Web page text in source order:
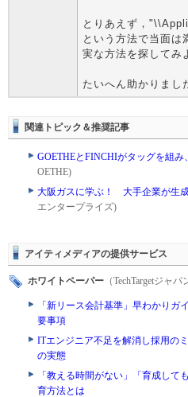
とりあえず，
という方法で当面は
実な方法を探してみ
たいへん助かりまし
関連トピック＆推奨記事
GOETHEとFINCHIがタッグを組
OETHE)
大阪ガスに学ぶ！ 大手企業が生
エンタープライズ)
アイティメディアの提供サービス
ホワイトペーパー （TechTargetジャ
「新リース会計基準」早わかりガ
要事項
ITエンジニア不足を解消し採用の
の実態
「教える時間がない」「育成し
育方法とは